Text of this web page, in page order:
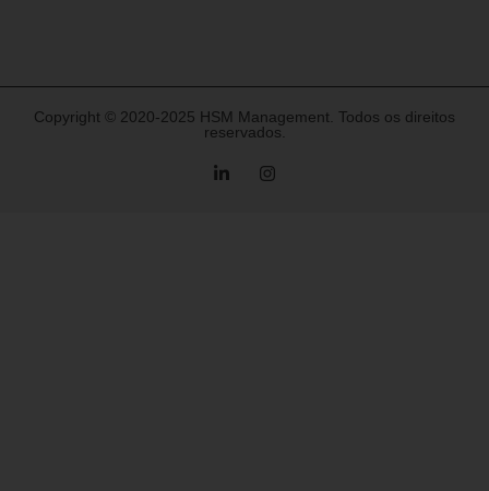
Copyright © 2020-2025 HSM Management. Todos os direitos
reservados.